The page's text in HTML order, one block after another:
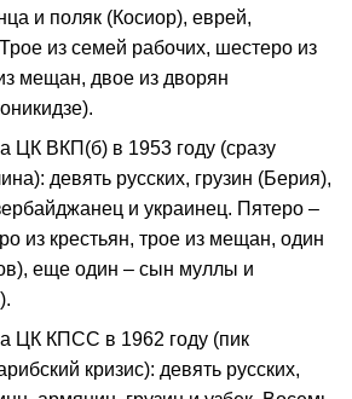
и поляк (Косиор), еврей,
из семей рабочих, шестеро из
мещан, двое из дворян
ЦК ВКП(б) в 1953 году (сразу
девять русских, грузин (Берия),
и украинец. Пятеро –
из крестьян, трое из мещан, один
еще один – сын муллы и
ЦК КПСС в 1962 году (пик
кризис): девять русских,